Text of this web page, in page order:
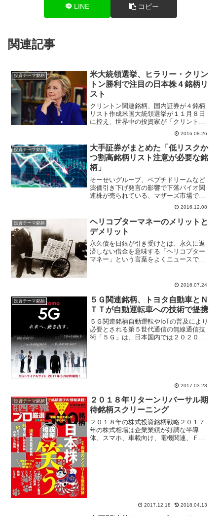
LINE コピー
関連記事
投資テーマ銘柄
米大統領選挙、ヒラリー・クリン
トン勝利で注目の日本株４銘柄リ
スト
クリントン関連銘柄、国内証券が４銘柄
リスト作成米国大統領選挙が１１月８日
に控え、世界中の投資家が「クリントン
関連銘柄」を意識し始めている。銀行系
大手のみずほ証券では８月１９日にリリ
ースしたアナリストレポートで、「クリ
ントン関連銘柄」を投資テ...
2016.08.26
投資テーマ銘柄
大手証券がまとめた「低リスクか
つ割高銘柄リスト注意が必要な銘
柄」
そーせいグループ、ペプチドリームなど
薬価引き下げ発言の影響で下落バイオ関
連株が売られている、マザーズ市場では
そーせいグループ(4565)が５日続落、東
証一部市場ではペプチドリーム(4587)が
３日続落となっている。主力では武田薬
品工業(45...
2016.12.08
投資テーマ銘柄
ヘリコプターマネーのメリットと
デメリット
永久債を日銀が引き受けとは、永久に返
済しない借金を意味する「ヘリコプター
マネー」という言葉をよくニュースで聞
議長が来日したことによって注目度が高
2016.07.24
投資テーマ銘柄
５Ｇ関連銘柄、トヨタ自動車とＮ
ＴＴが自動運転車への技術で提携
５Ｇ関連銘柄自動運転やIoTの普及により
必要とされる第５世代通信の無線通信技
術「５Ｇ」は、日本国内では２０２０年
2017.03.23
投資テーマ銘柄
２０１８年リターンリバーサル期
待銘柄スクリーニング
２０１８年の株式投資銘柄戦略２０１７
年の株式相場は企業業績が好調な半導
体、スマホ、車載向け、電機関連、ＦＡ
2017.12.18 2018.04.13